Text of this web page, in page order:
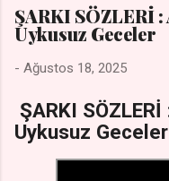
ŞARKI SÖZLERİ
Uykusuz Geceler
- Ağustos 18, 2025
ŞARKI
Uykusuz Geceler